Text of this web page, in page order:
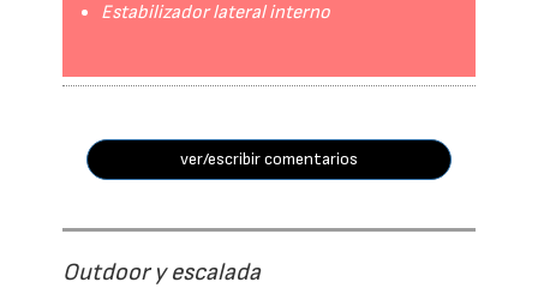
Estabilizador lateral interno
ver/escribir comentarios
Outdoor y escalada